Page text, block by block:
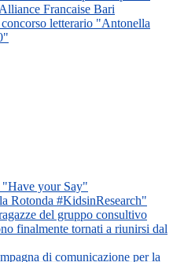
Francaise Bari
letterario "Antonella
your Say"
Rotonda #KidsinResearch"
del gruppo consultivo
finalmente tornati a riunirsi dal
di comunicazione per la